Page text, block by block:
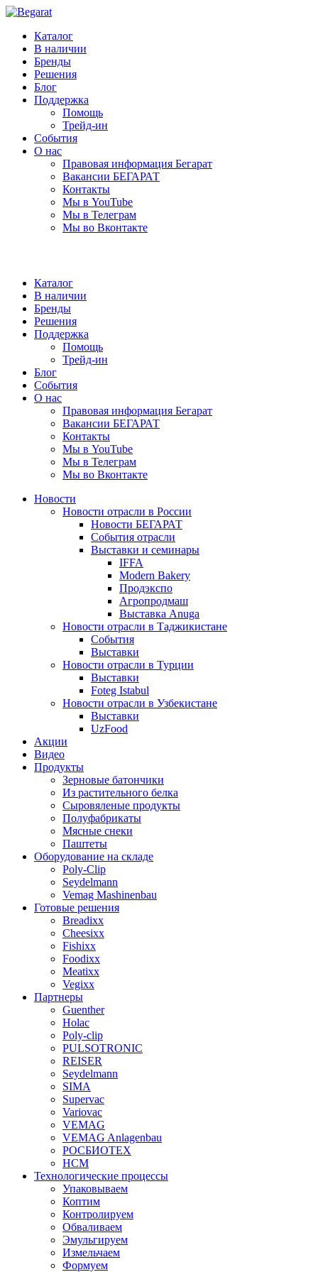
Каталог
В наличии
Бренды
Решения
Блог
Поддержка
Помощь
Трейд-ин
События
О нас
Правовая информация Бегарат
Вакансии БЕГАРАТ
Контакты
Мы в YouTube
Мы в Телеграм
Мы во Вконтакте
Каталог
В наличии
Бренды
Решения
Поддержка
Помощь
Трейд-ин
Блог
События
О нас
Правовая информация Бегарат
Вакансии БЕГАРАТ
Контакты
Мы в YouTube
Мы в Телеграм
Мы во Вконтакте
Новости
Новости отрасли в России
Новости БЕГАРАТ
События отрасли
Выставки и семинары
IFFA
Modern Bakery
Продэкспо
Агропродмаш
Выставка Anuga
Новости отрасли в Таджикистане
События
Выставки
Новости отрасли в Турции
Выставки
Foteg Istabul
Новости отрасли в Узбекистане
Выставки
UzFood
Акции
Видео
Продукты
Зерновые батончики
Из растительного белка
Сыровяленые продукты
Полуфабрикаты
Мясные снеки
Паштеты
Оборудование на складе
Poly-Clip
Seydelmann
Vemag Mashinenbau
Готовые решения
Breadixx
Cheesixx
Fishixx
Foodixx
Meatixx
Vegixx
Партнеры
Guenther
Holac
Poly-clip
PULSOTRONIC
REISER
Seydelmann
SIMA
Supervac
Variovac
VEMAG
VEMAG Anlagenbau
РОСБИОТЕХ
НСМ
Технологические процессы
Упаковываем
Коптим
Контролируем
Обваливаем
Эмульгируем
Измельчаем
Формуем